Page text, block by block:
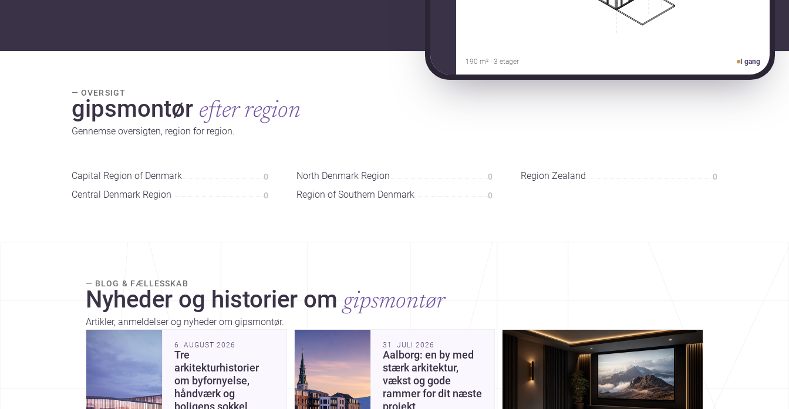
190 m² · 3 etager I gang
— OVERSIGT
gipsmontør efter region
Gennemse oversigten, region for region.
Capital Region of Denmark 0
Central Denmark Region 0
North Denmark Region 0
Region of Southern Denmark 0
Region Zealand 0
— BLOG & FÆLLESSKAB
Nyheder og historier om gipsmontør
Artikler, anmeldelser og nyheder om gipsmontør.
6. AUGUST 2026
Tre
arkitekturhistorier
om byfornyelse,
håndværk og
boligens sokkel
31. JULI 2026
Aalborg: en by med
stærk arkitektur,
vækst og gode
rammer for dit næste
projekt
Discover more architecture inspo